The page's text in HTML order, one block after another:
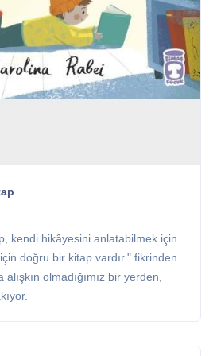
kendi hikâyesini anlatabilmek için
doğru bir kitap vardır." fikrinden
olmadığımız bir yerden,